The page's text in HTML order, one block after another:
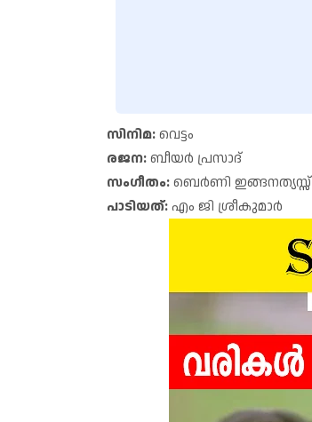
സിനിമ:വെട്ടം
രജന:ബീയർ പ്രസാദ്
സംഗീതം:ബെർണി ഇങ്ങനത്യസ്സ്
പാടിയത്:എം ജി ശ്രീകുമാർ